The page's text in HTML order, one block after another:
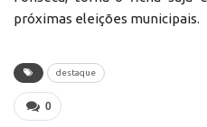
próximas eleições municipais.
destaque
0